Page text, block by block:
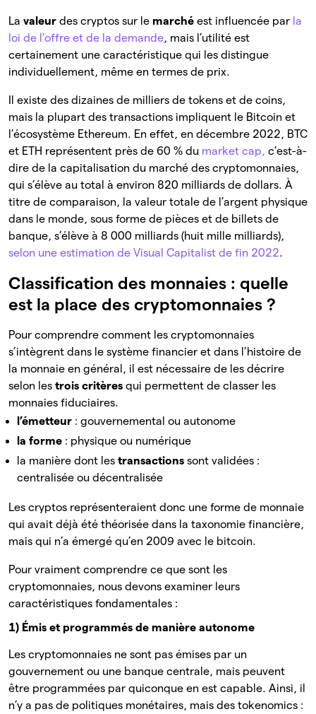
La valeur des cryptos sur le marché est influencée par la
loi de l’offre et de la demande, mais l’utilité est
certainement une caractéristique qui les distingue
individuellement, même en termes de prix.
Il existe des dizaines de milliers de tokens et de coins,
mais la plupart des transactions impliquent le Bitcoin et
l’écosystème Ethereum. En effet, en décembre 2022, BTC
et ETH représentent près de 60 % du market cap, c’est-à-
dire de la capitalisation du marché des cryptomonnaies,
qui s’élève au total à environ 820 milliards de dollars. À
titre de comparaison, la valeur totale de l’argent physique
dans le monde, sous forme de pièces et de billets de
banque, s’élève à 8 000 milliards (huit mille milliards),
selon une estimation de Visual Capitalist de fin 2022.
Classification des monnaies : quelle
est la place des cryptomonnaies ?
Pour comprendre comment les cryptomonnaies
s’intègrent dans le système financier et dans l’histoire de
la monnaie en général, il est nécessaire de les décrire
selon les trois critères qui permettent de classer les
monnaies fiduciaires.
l’émetteur : gouvernemental ou autonome
la forme : physique ou numérique
la manière dont les transactions sont validées :
centralisée ou décentralisée
Les cryptos représenteraient donc une forme de monnaie
qui avait déjà été théorisée dans la taxonomie financière,
mais qui n’a émergé qu’en 2009 avec le bitcoin.
Pour vraiment comprendre ce que sont les
cryptomonnaies, nous devons examiner leurs
caractéristiques fondamentales :
1) Émis et programmés de manière autonome
Les cryptomonnaies ne sont pas émises par un
gouvernement ou une banque centrale, mais peuvent
être programmées par quiconque en est capable. Ainsi, il
n’y a pas de politiques monétaires, mais des tokenomics :